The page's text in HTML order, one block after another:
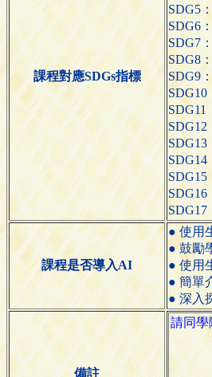
課程對應SDGs指標
SDG5
SDG6
SDG7
SDG8
SDG9
SDG10
SDG11
SDG12
SDG13
SDG14
SDG16
SDG17
課程是否導入AI
● 使用
● 鼓勵
● 使用
● 簡單
● 深入
備註